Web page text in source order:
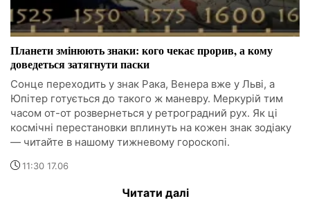
Планети змінюють знаки: кого чекає прорив, а кому
доведеться затягнути паски
Сонце переходить у знак Рака, Венера вже у Льві, а
Юпітер готується до такого ж маневру. Меркурій тим
часом от-от розвернеться у ретроградний рух. Як ці
космічні перестановки вплинуть на кожен знак зодіаку
— читайте в нашому тижневому гороскопі.
11:30 17.06
Читати далі